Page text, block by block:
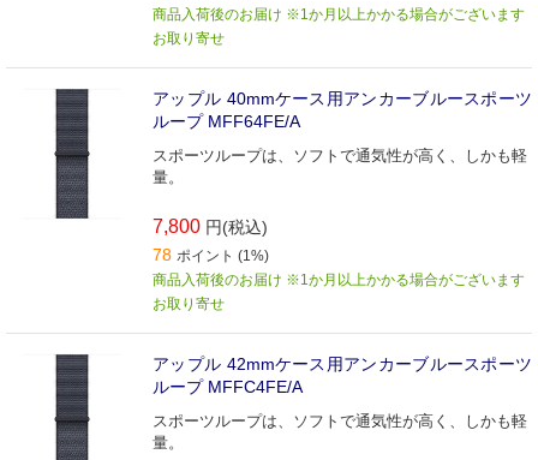
商品入荷後のお届け ※1か月以上かかる場合がございます
お取り寄せ
アップル 40mmケース用アンカーブルースポーツ
ループ MFF64FE/A
スポーツループは、ソフトで通気性が高く、しかも軽
量。
7,800 円(税込)
78 ポイント (1%)
商品入荷後のお届け ※1か月以上かかる場合がございます
お取り寄せ
アップル 42mmケース用アンカーブルースポーツ
ループ MFFC4FE/A
スポーツループは、ソフトで通気性が高く、しかも軽
量。